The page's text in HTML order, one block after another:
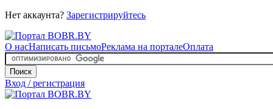
Нет аккаунта? Зарегистрируйтесь
О насНаписать письмоРеклама на порталеОплата
Поиск
Вход / регистрация